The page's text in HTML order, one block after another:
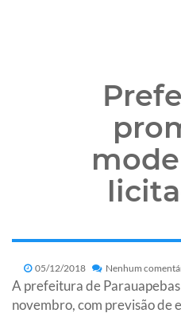
05/12/2018 Nenhum
A prefeitura de
novembro, com previsão de